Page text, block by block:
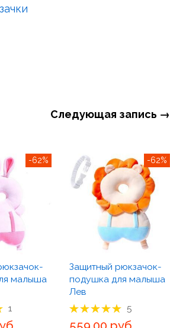
Следующая запись →
-62%
малыша
1
-62%
Защитный рюкзачок-
подушка для малыша
Лев
Рейтинг товара:
100%
5